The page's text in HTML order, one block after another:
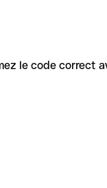
le code correct